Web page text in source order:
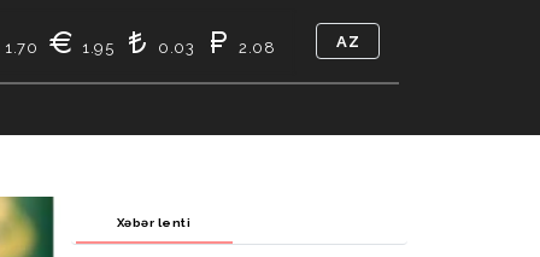
1.70 1.95 0.03 2.08 AZ
Xəbər lenti